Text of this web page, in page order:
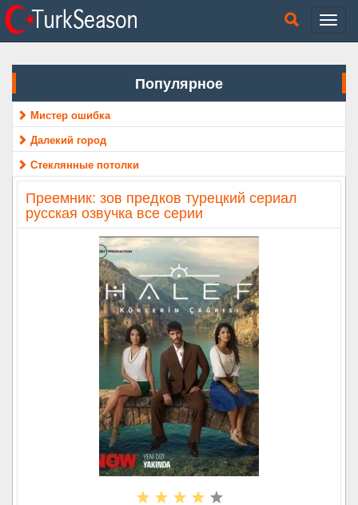
Популярное
Мистер ошибка
Далекий город
Стеклянные потолки
Преемник: зов предков турецкий сериал
русская озвучка все серии